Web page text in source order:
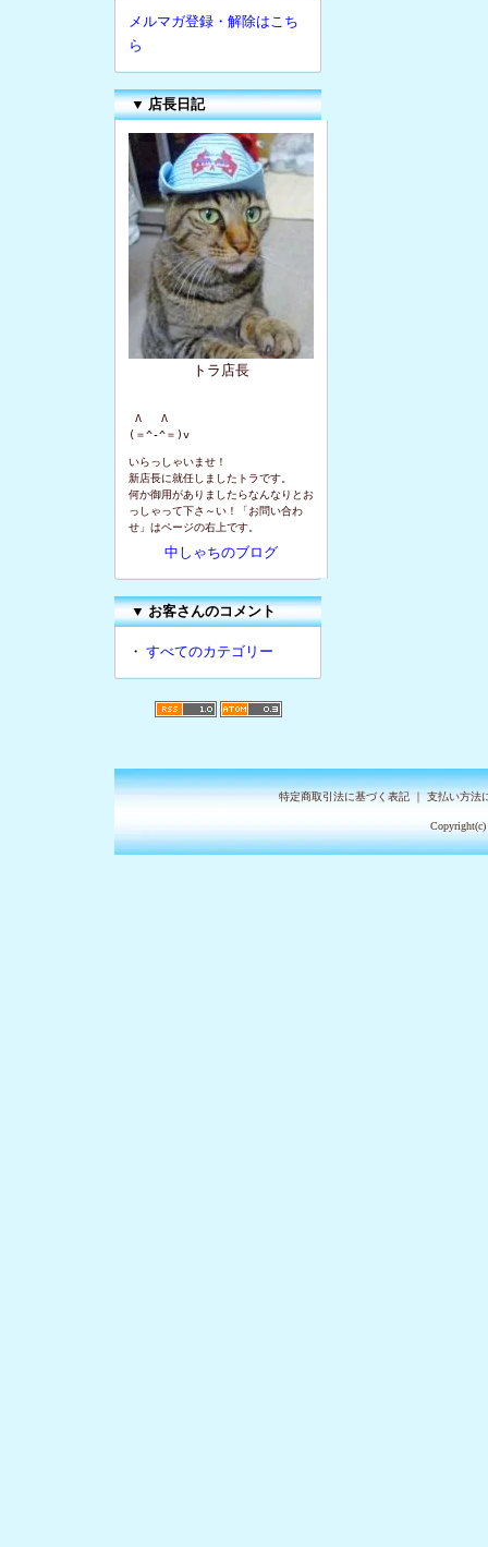
メルマガ登録・解除はこち
ら
▼ 店長日記
トラ店長
Λ   Λ
(＝^-^＝)v
いらっしゃいませ！
新店長に就任しましたトラです。
何か御用がありましたらなんなりとお
っしゃって下さ～い！「お問い合わ
せ」はページの右上です。
中しゃちのブログ
▼お客さんのコメント
・ すべてのカテゴリー
特定商取引法に基づく表記｜支払い方法